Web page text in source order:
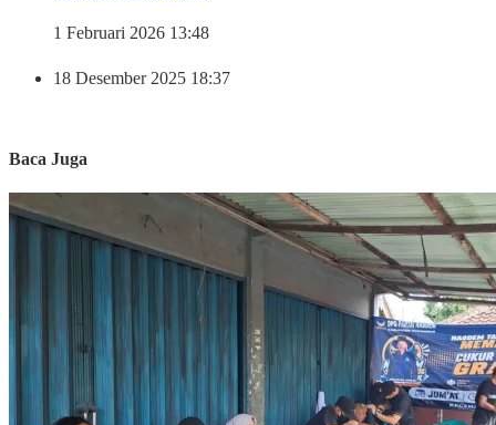
1 Februari 2026 13:48
18 Desember 2025 18:37
Baca Juga